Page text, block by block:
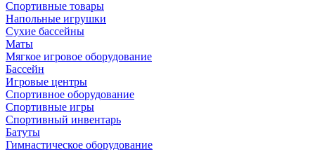
Спортивные товары
Напольные игрушки
Сухие бассейны
Маты
Мягкое игровое оборудование
Бассейн
Игровые центры
Спортивное оборудование
Спортивные игры
Спортивный инвентарь
Батуты
Гимнастическое оборудование